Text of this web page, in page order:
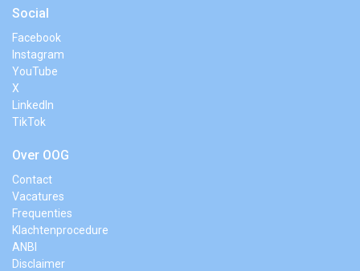
Social
Facebook
Instagram
YouTube
X
LinkedIn
TikTok
Over OOG
Contact
Vacatures
Frequenties
Klachtenprocedure
ANBI
Disclaimer